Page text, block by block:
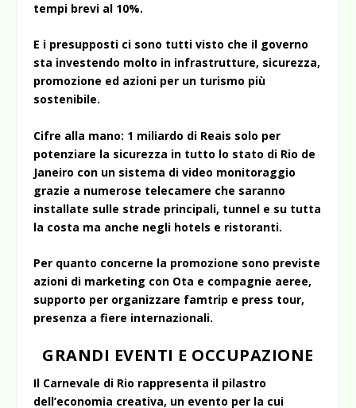
tempi brevi al 10%.
E i presupposti ci sono tutti visto che il governo
sta investendo molto in infrastrutture, sicurezza,
promozione ed azioni per un turismo più
sostenibile.
Cifre alla mano: 1 miliardo di Reais solo per
potenziare la sicurezza in tutto lo stato di Rio de
Janeiro con un sistema di video monitoraggio
grazie a numerose telecamere che saranno
installate sulle strade principali, tunnel e su tutta
la costa ma anche negli hotels e ristoranti.
Per quanto concerne la promozione sono previste
azioni di marketing con Ota e compagnie aeree,
supporto per organizzare famtrip e press tour,
presenza a fiere internazionali.
GRANDI EVENTI E OCCUPAZIONE
Il Carnevale di Rio rappresenta il pilastro
dell’economia creativa, un evento per la cui